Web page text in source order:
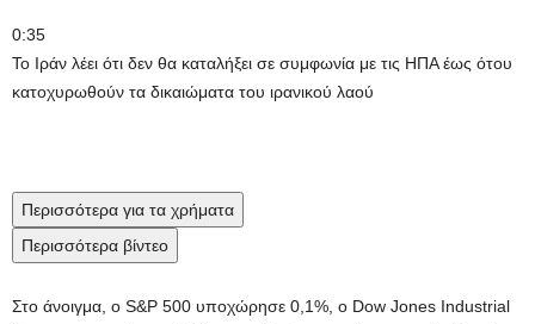
0:35
Το Ιράν λέει ότι δεν θα καταλήξει σε συμφωνία με τις ΗΠΑ έως ότου
κατοχυρωθούν τα δικαιώματα του ιρανικού λαού
Περισσότερα για τα χρήματα
Περισσότερα βίντεο
Στο άνοιγμα, ο S&P 500 υποχώρησε 0,1%, ο Dow Jones Industrial